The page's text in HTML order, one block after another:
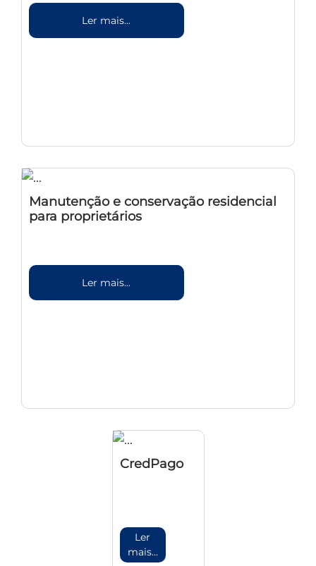
Ler mais...
Manutenção e conservação residencial
para proprietários
Ler mais...
CredPago
Ler
mais...